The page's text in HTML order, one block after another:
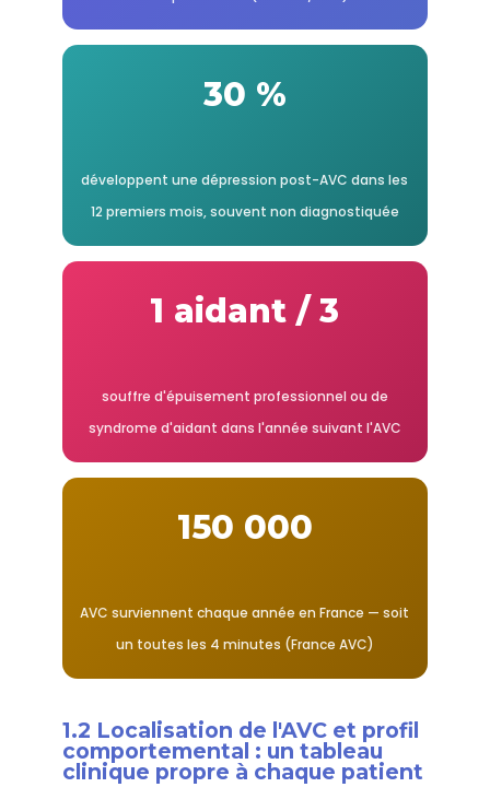
30 %
développent une dépression post-AVC dans les
12 premiers mois, souvent non diagnostiquée
1 aidant / 3
souffre d'épuisement professionnel ou de
syndrome d'aidant dans l'année suivant l'AVC
150 000
AVC surviennent chaque année en France — soit
un toutes les 4 minutes (France AVC)
1.2 Localisation de l'AVC et profil
comportemental : un tableau
clinique propre à chaque patient